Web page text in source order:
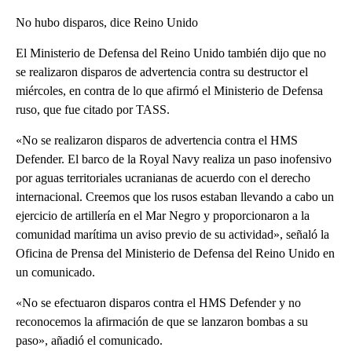
No hubo disparos, dice Reino Unido
El Ministerio de Defensa del Reino Unido también dijo que no
se realizaron disparos de advertencia contra su destructor el
miércoles, en contra de lo que afirmó el Ministerio de Defensa
ruso, que fue citado por TASS.
«No se realizaron disparos de advertencia contra el HMS
Defender. El barco de la Royal Navy realiza un paso inofensivo
por aguas territoriales ucranianas de acuerdo con el derecho
internacional. Creemos que los rusos estaban llevando a cabo un
ejercicio de artillería en el Mar Negro y proporcionaron a la
comunidad marítima un aviso previo de su actividad», señaló la
Oficina de Prensa del Ministerio de Defensa del Reino Unido en
un comunicado.
«No se efectuaron disparos contra el HMS Defender y no
reconocemos la afirmación de que se lanzaron bombas a su
paso», añadió el comunicado.